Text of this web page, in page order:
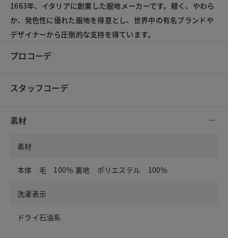
1663年、イタリアに創業した服地メーカーです。軽く、やわら
か、発色性に優れた服地を得意とし、世界中の有名ブランドや
プロコーデ
スタッフコーデ
素材
素材
本体 毛 100％ 裏地 ポリエステル 100％
洗濯表示
ドライ石油系